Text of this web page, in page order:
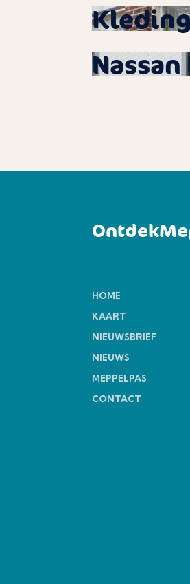
HOME
KAART
NIEUWSBRIEF
NIEUWS
MEPPELPAS
CONTACT